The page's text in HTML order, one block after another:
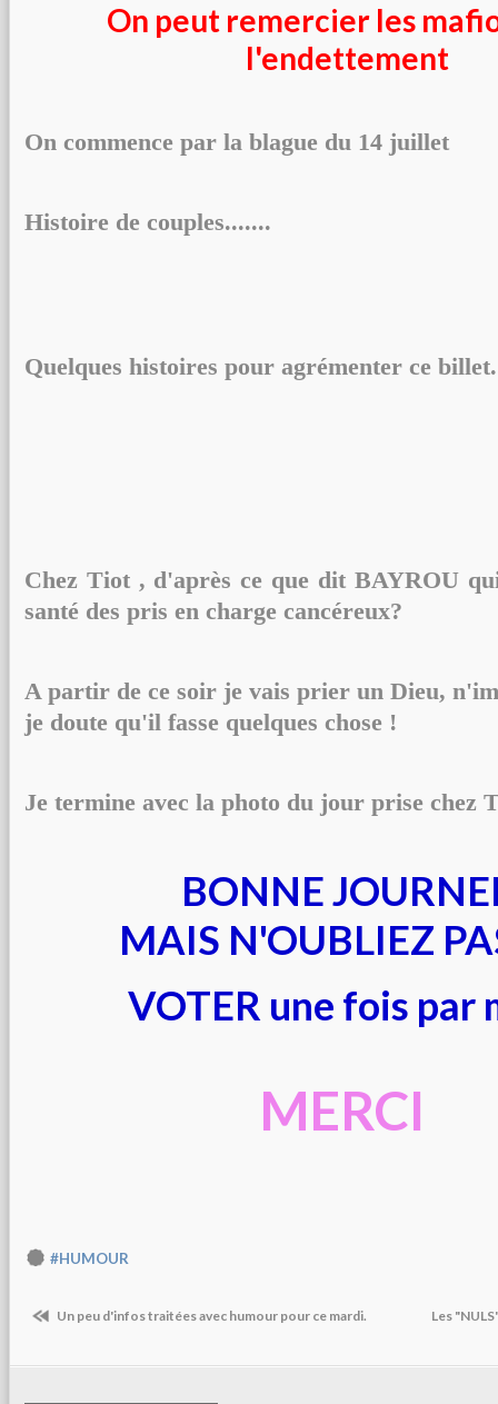
On peut remercier les
l'endettement
On commence par la blague du 14 juillet
Histoire de couples.......
Quelques histoires pour agrémenter ce
Chez Tiot , d'après ce que dit BAYROU
santé des pris en charge cancéreux?
A partir de ce soir je vais prier un Dieu,
je doute qu'il fasse quelques chose !
Je termine avec la photo du jour prise chez
BONNE
MAIS N'OUBLIEZ
VOTER une fois par
MERCI
#HUMOUR
Un peu d'infos traitées avec humour pour ce mardi. Les